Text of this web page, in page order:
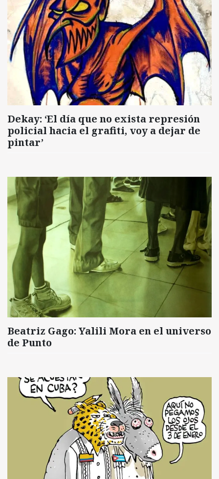
Dekay: ‘El día que no exista represión
policial hacia el grafiti, voy a dejar de
pintar’
Beatriz Gago: Yalili Mora en el universo
de Punto